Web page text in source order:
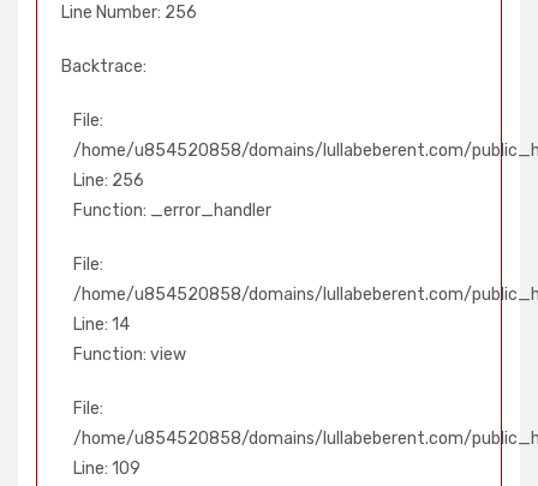
Line Number: 256
Backtrace:
File:
/home/u854520858/domains/lullabeberent.com/
Line: 256
Function: _error_handler
File:
/home/u854520858/domains/lullabeberent.com/
Line: 14
Function: view
File:
/home/u854520858/domains/lullabeberent.com/
Line: 109